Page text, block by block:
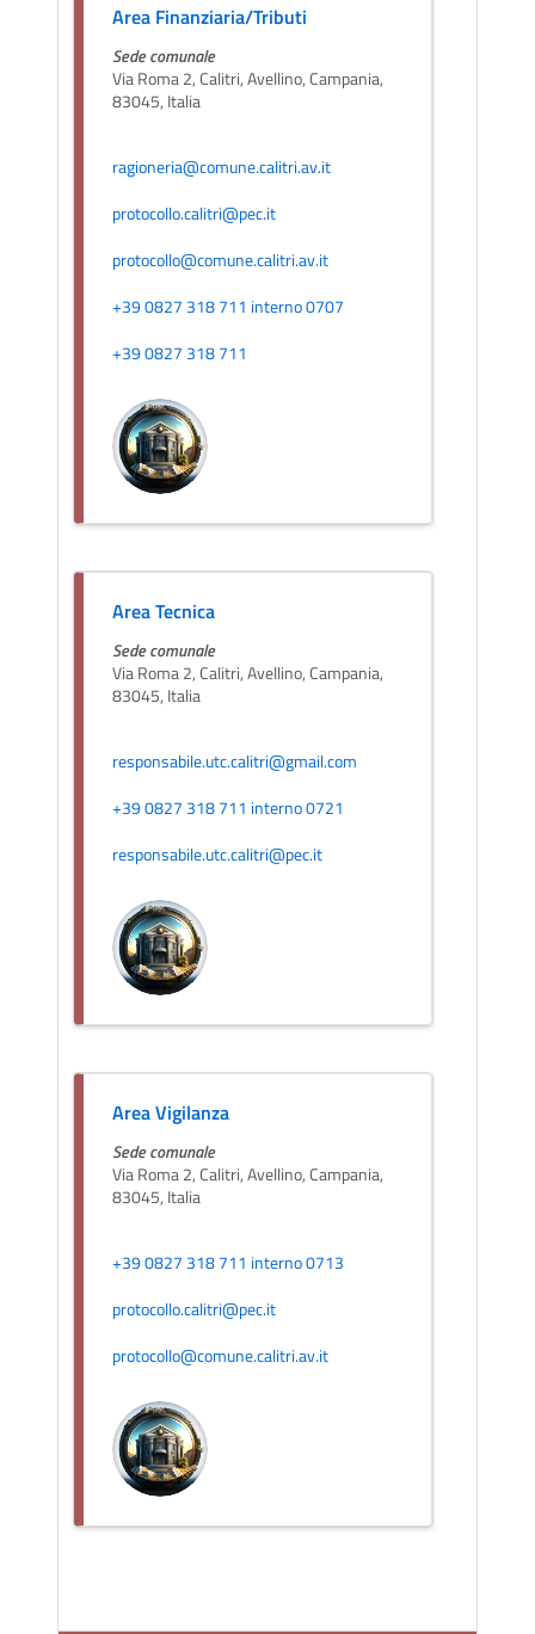
Area Finanziaria/Tributi
Sede comunale
Via Roma 2, Calitri, Avellino, Campania,
83045, Italia
ragioneria@comune.calitri.av.it
protocollo.calitri@pec.it
protocollo@comune.calitri.av.it
+39 0827 318 711 interno 0707
+39 0827 318 711
Area Tecnica
Sede comunale
Via Roma 2, Calitri, Avellino, Campania,
83045, Italia
responsabile.utc.calitri@gmail.com
+39 0827 318 711 interno 0721
responsabile.utc.calitri@pec.it
Area Vigilanza
Sede comunale
Via Roma 2, Calitri, Avellino, Campania,
83045, Italia
+39 0827 318 711 interno 0713
protocollo.calitri@pec.it
protocollo@comune.calitri.av.it